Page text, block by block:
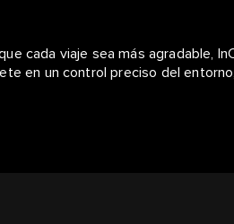
cada viaje sea más agradable,
en un control preciso del